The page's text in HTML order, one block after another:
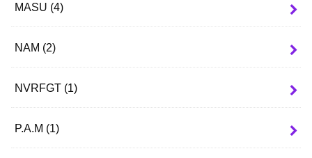
MASU (4)
NAM (2)
NVRFGT (1)
P.A.M (1)